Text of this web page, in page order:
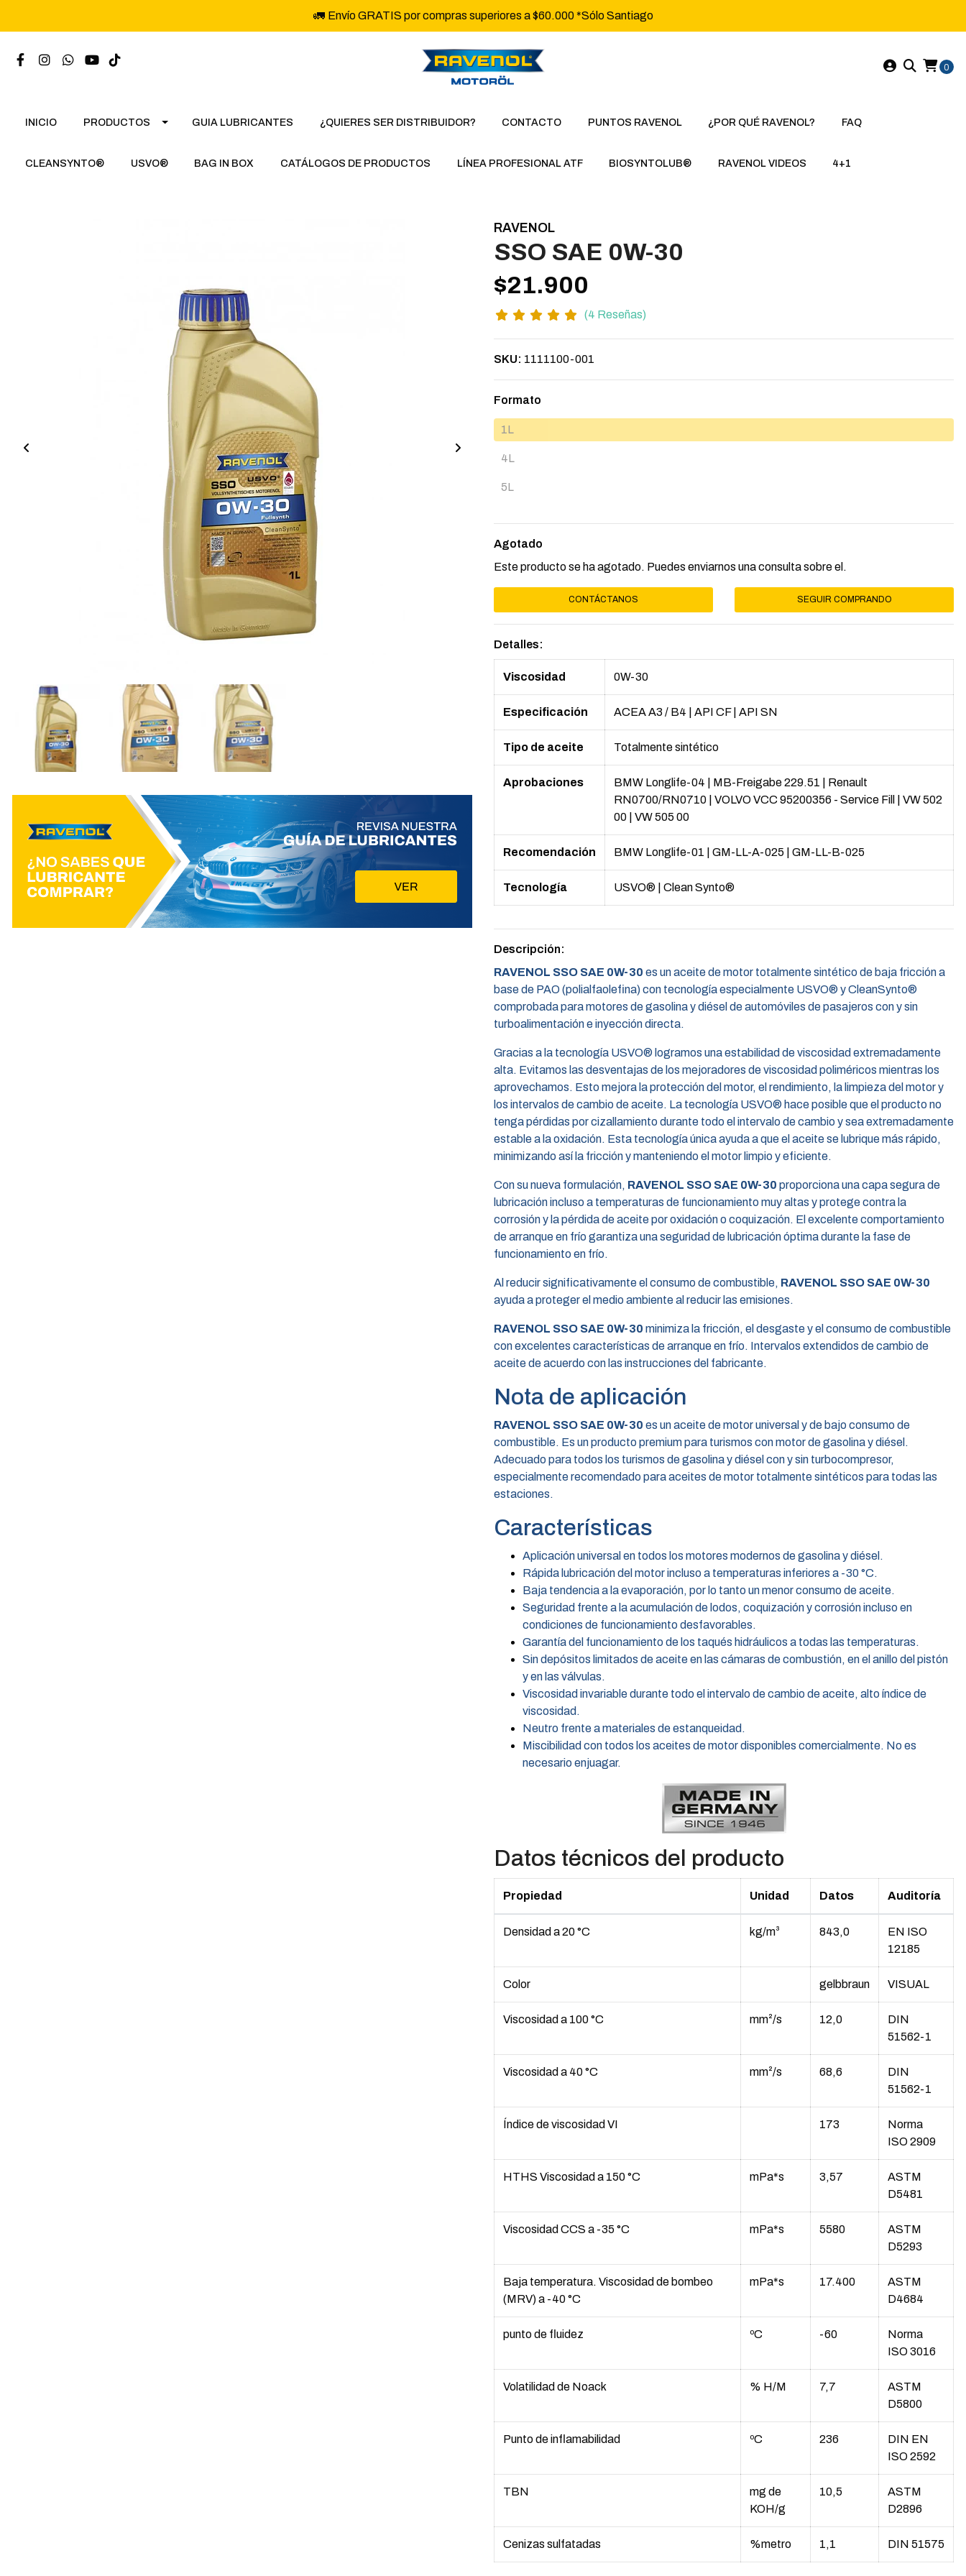
🚛 Envío GRATIS por compras superiores a $60.000 *Sólo Santiago
0
INICIO PRODUCTOS GUIA LUBRICANTES ¿QUIERES SER DISTRIBUIDOR? CONTACTO PUNTOS RAVENOL ¿POR QUÉ RAVENOL? FAQ
CLEANSYNTO® USVO® BAG IN BOX CATÁLOGOS DE PRODUCTOS LÍNEA PROFESIONAL ATF BIOSYNTOLUB® RAVENOL VIDEOS 4+1
RAVENOL
SSO SAE 0W-30
$21.900
(4 Reseñas)
SKU: 1111100-001
Formato
1L
4L
5L
Agotado
Este producto se ha agotado. Puedes enviarnos una consulta sobre el.
CONTÁCTANOS SEGUIR COMPRANDO
Detalles:
Viscosidad 0W-30
Especificación ACEA A3 / B4 API CF API SN
Tipo de aceite Totalmente sintético
Aprobaciones BMW Longlife-04 MB-Freigabe 229.51
Renault
RN0700/RN0710
VOLVO VCC 95200356 - Service Fill
VW 502
00
VW 505 00
Recomendación BMW Longlife-01 GM-LL-A-025 GM-LL-B-025
Tecnología USVO® Clean Synto®
Descripción:
RAVENOL SSO SAE 0W-30 es un aceite de motor totalmente sintético de baja fricción a
base de PAO (polialfaolefina) con tecnología especialmente USVO® y CleanSynto®
comprobada para motores de gasolina y diésel de automóviles de pasajeros con y sin
turboalimentación e inyección directa.
Gracias a la tecnología USVO® logramos una estabilidad de viscosidad extremadamente
alta. Evitamos las desventajas de los mejoradores de viscosidad poliméricos mientras los
aprovechamos. Esto mejora la protección del motor, el rendimiento, la limpieza del motor y
los intervalos de cambio de aceite. La tecnología USVO® hace posible que el producto no
tenga pérdidas por cizallamiento durante todo el intervalo de cambio y sea extremadamente
estable a la oxidación. Esta tecnología única ayuda a que el aceite se lubrique más rápido,
minimizando así la fricción y manteniendo el motor limpio y eficiente.
Con su nueva formulación, RAVENOL SSO SAE 0W-30 proporciona una capa segura de
lubricación incluso a temperaturas de funcionamiento muy altas y protege contra la
corrosión y la pérdida de aceite por oxidación o coquización. El excelente comportamiento
de arranque en frío garantiza una seguridad de lubricación óptima durante la fase de
funcionamiento en frío.
Al reducir significativamente el consumo de combustible, RAVENOL SSO SAE 0W-30
ayuda a proteger el medio ambiente al reducir las emisiones.
RAVENOL SSO SAE 0W-30 minimiza la fricción, el desgaste y el consumo de combustible
con excelentes características de arranque en frío. Intervalos extendidos de cambio de
aceite de acuerdo con las instrucciones del fabricante.
Nota de aplicación
RAVENOL SSO SAE 0W-30 es un aceite de motor universal y de bajo consumo de
combustible. Es un producto premium para turismos con motor de gasolina y diésel.
Adecuado para todos los turismos de gasolina y diésel con y sin turbocompresor,
especialmente recomendado para aceites de motor totalmente sintéticos para todas las
estaciones.
Características
Aplicación universal en todos los motores modernos de gasolina y diésel.
Rápida lubricación del motor incluso a temperaturas inferiores a -30 °C.
Baja tendencia a la evaporación, por lo tanto un menor consumo de aceite.
Seguridad frente a la acumulación de lodos, coquización y corrosión incluso en
condiciones de funcionamiento desfavorables.
Garantía del funcionamiento de los taqués hidráulicos a todas las temperaturas.
Sin depósitos limitados de aceite en las cámaras de combustión, en el anillo del pistón
y en las válvulas.
Viscosidad invariable durante todo el intervalo de cambio de aceite, alto índice de
viscosidad.
Neutro frente a materiales de estanqueidad.
Miscibilidad con todos los aceites de motor disponibles comercialmente. No es
necesario enjuagar.
Datos técnicos del producto
Propiedad Unidad Datos Auditoría
Densidad a 20 °C kg/m³ 843,0
EN ISO
12185
Color gelbbraun VISUAL
Viscosidad a 100 °C mm²/s 12,0
DIN
51562-1
Viscosidad a 40 °C mm²/s 68,6
DIN
51562-1
Índice de viscosidad VI 173
Norma
ISO 2909
HTHS Viscosidad a 150 °C mPa*s 3,57
ASTM
D5481
Viscosidad CCS a -35 °C mPa*s 5580
ASTM
D5293
Baja temperatura. Viscosidad de bombeo
(MRV) a -40 °C
mPa*s 17.400
ASTM
D4684
punto de fluidez ºC -60
Norma
ISO 3016
Volatilidad de Noack % H/M 7,7
ASTM
D5800
Punto de inflamabilidad ºC 236
DIN EN
ISO 2592
TBN
mg de
KOH/g
10,5
ASTM
D2896
Cenizas sulfatadas %metro 1,1 DIN 51575